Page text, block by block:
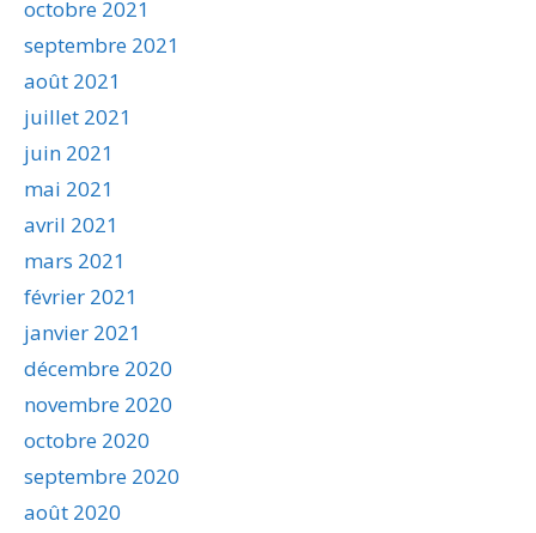
octobre 2021
septembre 2021
août 2021
juillet 2021
juin 2021
mai 2021
avril 2021
mars 2021
février 2021
janvier 2021
décembre 2020
novembre 2020
octobre 2020
septembre 2020
août 2020